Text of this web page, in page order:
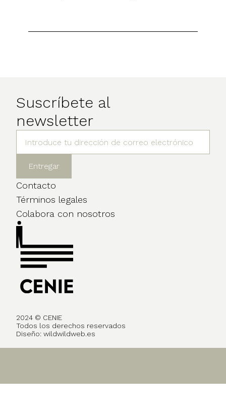
Suscríbete al
newsletter
Contacto
Términos legales
Colabora con nosotros
2024 © CENIE
Todos los derechos reservados
Diseño: wildwildweb.es